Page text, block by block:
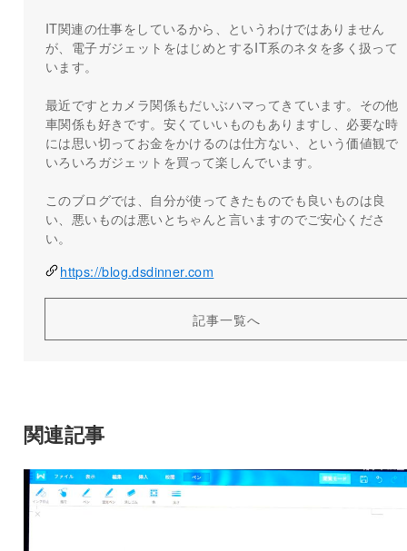
IT関連の仕事をしているから、というわけではありません
が、電子ガジェットをはじめとするIT系のネタを多く扱って
います。
最近ですとカメラ関係もだいぶハマってきています。その他
車関係も好きです。安くていいものもありますし、必要な時
には思い切ってお金をかけるのは仕方ない、という価値観で
いろいろガジェットを買って楽しんでいます。
このブログでは、自分が使ってきたものでも良いものは良
い、悪いものは悪いとちゃんと言いますのでご安心くださ
い。
https://blog.dsdinner.com
記事一覧へ
関連記事